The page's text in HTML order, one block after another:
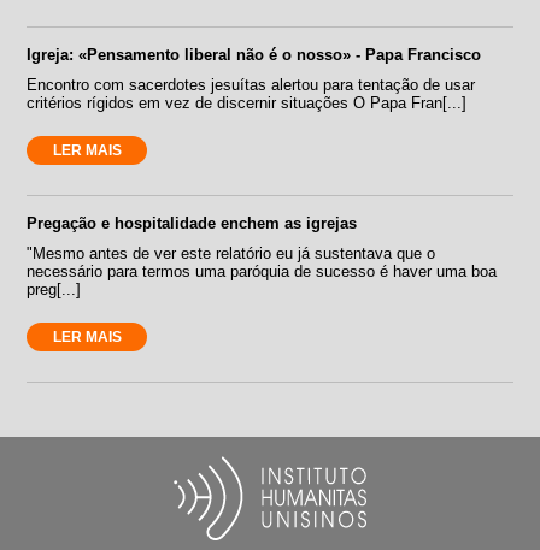
Igreja: «Pensamento liberal não é o nosso» - Papa Francisco
Encontro com sacerdotes jesuítas alertou para tentação de usar
critérios rígidos em vez de discernir situações O Papa Fran[...]
LER MAIS
Pregação e hospitalidade enchem as igrejas
"Mesmo antes de ver este relatório eu já sustentava que o
necessário para termos uma paróquia de sucesso é haver uma boa
preg[...]
LER MAIS